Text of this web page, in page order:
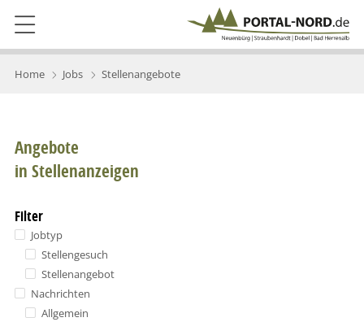
Home Jobs Stellenangebote
Angebote
in Stellenanzeigen
Filter
Jobtyp
Stellengesuch
Stellenangebot
Nachrichten
Allgemein